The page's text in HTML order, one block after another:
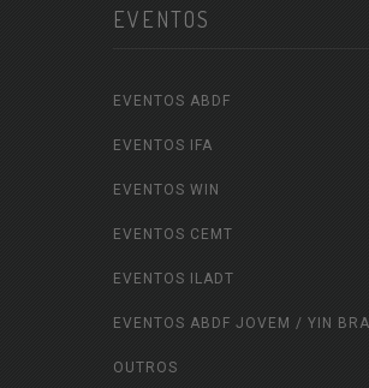
EVENTOS
EVENTOS ABDF
EVENTOS IFA
EVENTOS WIN
EVENTOS CEMT
EVENTOS ILADT
EVENTOS ABDF JOVEM / YIN
OUTROS